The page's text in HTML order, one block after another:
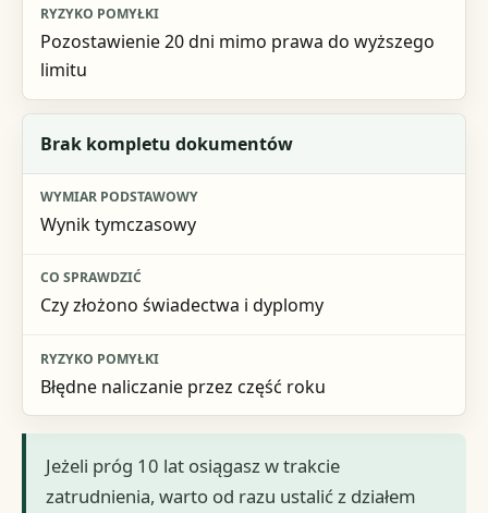
Pozostawienie 20 dni mimo prawa do wyższego
limitu
Brak kompletu dokumentów
Wynik tymczasowy
Czy złożono świadectwa i dyplomy
Błędne naliczanie przez część roku
Jeżeli próg 10 lat osiągasz w trakcie
zatrudnienia, warto od razu ustalić z działem